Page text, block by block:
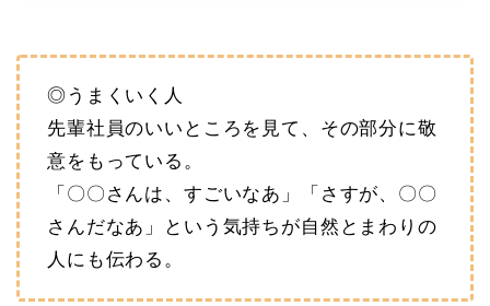
◎うまくいく人
先輩社員のいいところを見て、その部分に敬
意をもっている。
「〇〇さんは、すごいなあ」「さすが、〇〇
さんだなあ」という気持ちが自然とまわりの
人にも伝わる。